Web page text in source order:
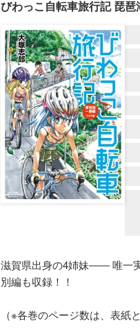
びわっこ自転車旅行記 琵
滋賀県出身の4姉妹―― 唯一
別編も収録！！
（※各巻のページ数は、表紙